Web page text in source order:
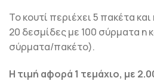
Το κουτί περιέχει 5 πακέτα
20 δεσμίδες με 100 σύρματα η
σύρματα/πακέτο).
Η τιμή αφορά 1 τεμάχιο, με